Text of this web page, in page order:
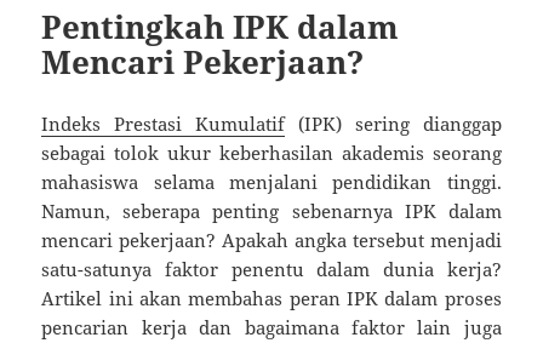
Pentingkah IPK dalam
Mencari Pekerjaan?
Indeks Prestasi Kumulatif(IPK) sering dianggap
sebagai tolok ukur keberhasilan akademis seorang
mahasiswa selama menjalani pendidikan tinggi.
Namun, seberapa penting sebenarnya IPK dalam
mencari pekerjaan? Apakah angka tersebut menjadi
satu-satunya faktor penentu dalam dunia kerja?
Artikel ini akan membahas peran IPK dalam proses
pencarian kerja dan bagaimana faktor lain juga